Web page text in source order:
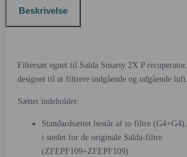
Beskrivelse
Filtersæt egnet til Salda Smarty 2X P
designet til at filtrere indgående og udgående luft.
Sættet indeholder:
Standardsættet består af to filtre
i stedet for de originale Salda-filtre
(ZFEPF109+ZFEPF109).